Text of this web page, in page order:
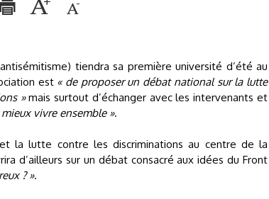
tiendra sa première université d’été au
est « de proposer un débat national sur la lutte
»mais surtout d’échanger avec les intervenants et
vivre ensemble ».
la lutte contre les discriminations au centre de la
d’ailleurs sur un débat consacré aux idées du Front
? ».